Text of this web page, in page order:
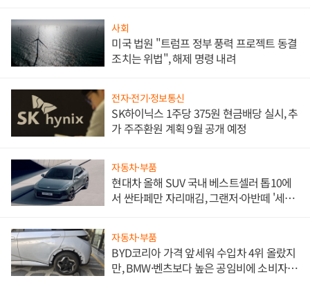
사회
미국 법원 "트럼프 정부 풍력 프로젝트 동결
조치는 위법", 해제 명령 내려
전자·전기·정보통신
SK하이닉스 1주당 375원 현금배당 실시, 추
가 주주환원 계획 9월 공개 예정
자동차·부품
현대차 올해 SUV 국내 베스트셀러 톱10에
서 싼타페만 자리매김, 그랜저·아반떼 '세단
자동차·부품
BYD코리아 가격 앞세워 수입차 4위 올랐지
만, BMW·벤츠보다 높은 공임비에 소비자